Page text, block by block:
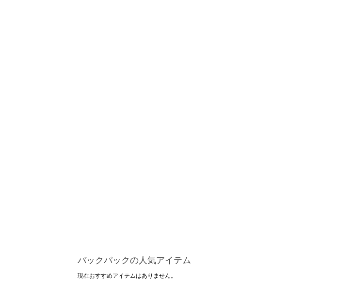
バックパックの人気アイテム
現在おすすめアイテムはありません。